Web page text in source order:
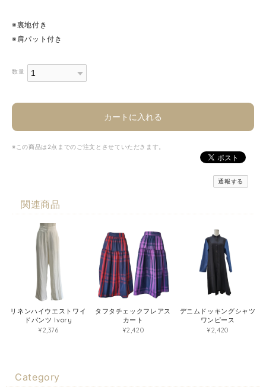
※裏地付き
※肩パット付き
数量
カートに入れる
※この商品は2点までのご注文とさせていただきます。
通報する
関連商品
リネンハイウエストワイ
ドパンツ Ivory
¥2,376
タフタチェックフレアス
カート
¥2,420
デニムドッキングシャツ
ワンピース
¥2,420
Category